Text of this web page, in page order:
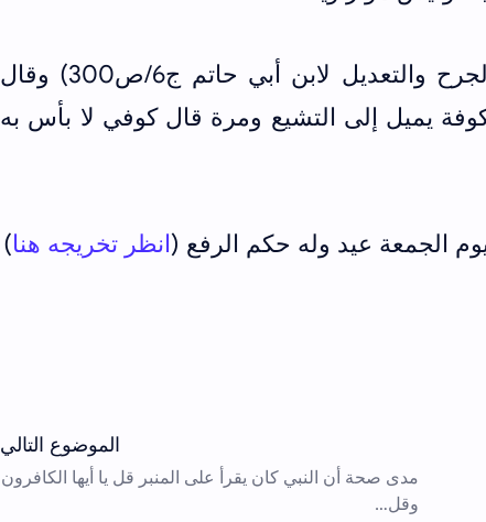
وقال أبو حاتم الرازي يكتب حديثه (الجرح والتعديل لابن أبي حاتم ج6/ص300) وقال
يميل إلى التشيع ومرة قال كوفي لا بأس به
الجمعة عيد وله حكم الرفع (انظر تخريجه هنا)